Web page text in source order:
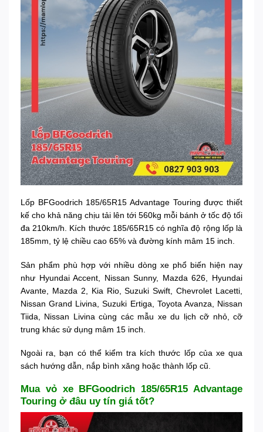
Lốp BFGoodrich 185/65R15 Advantage Touring được thiết
kế cho khả năng chịu tải lên tới 560kg mỗi bánh ở tốc độ tối
đa 210km/h. Kích thước 185/65R15 có nghĩa độ rộng lốp là
185mm, tỷ lệ chiều cao 65% và đường kính mâm 15 inch.
Sản phẩm phù hợp với nhiều dòng xe phổ biến hiện nay
như Hyundai Accent, Nissan Sunny, Mazda 626, Hyundai
Avante, Mazda 2, Kia Rio, Suzuki Swift, Chevrolet Lacetti,
Nissan Grand Livina, Suzuki Ertiga, Toyota Avanza, Nissan
Tiida, Nissan Livina cùng các mẫu xe du lịch cỡ nhỏ, cỡ
trung khác sử dụng mâm 15 inch.
Ngoài ra, bạn có thể kiểm tra kích thước lốp của xe qua
sách hướng dẫn, nắp bình xăng hoặc thành lốp cũ.
Mua vỏ xe BFGoodrich 185/65R15 Advantage
Touring ở đâu uy tín giá tốt?